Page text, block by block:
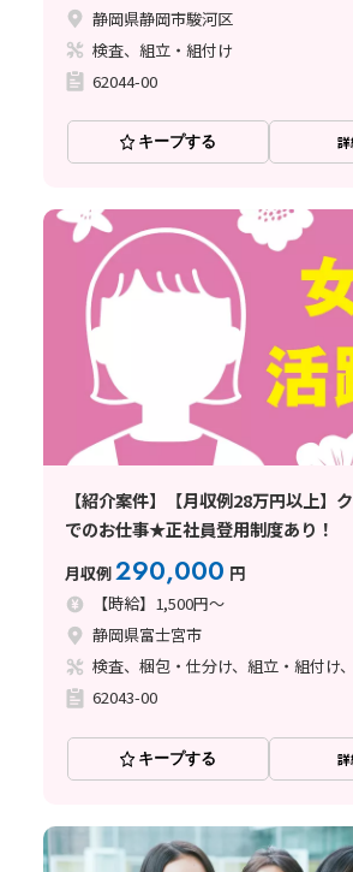
静岡県静岡市駿河区
検査、組立・組付け
62044-00
キープする
【紹介案件】【月収例28万円以上】
でのお仕事★正社員登用制度あり！
月収例290,000 円
【時給】1,500円～
静岡県富士宮市
62043-00
キープする